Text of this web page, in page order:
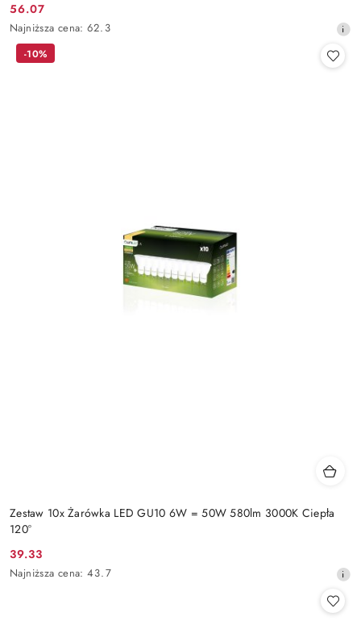
Cena
promocyjna:
56.07
Najniższa
cena
Najniższa cena: 62.3
Zestaw 10x Żarówka LED GU10 6W = 50W 580lm 3000K Ciepła
120°
Cena
promocyjna:
39.33
Najniższa
Najniższa cena: 43.7
-10%